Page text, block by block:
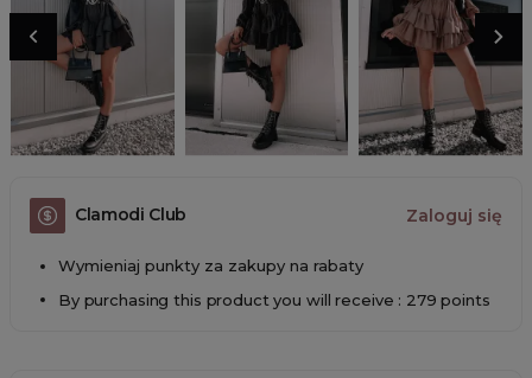
Clamodi Club Zaloguj się
Wymieniaj punkty za zakupy na rabaty
By purchasing this product you will receive : 279 points